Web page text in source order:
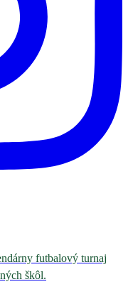
futbalový turnaj
škôl.